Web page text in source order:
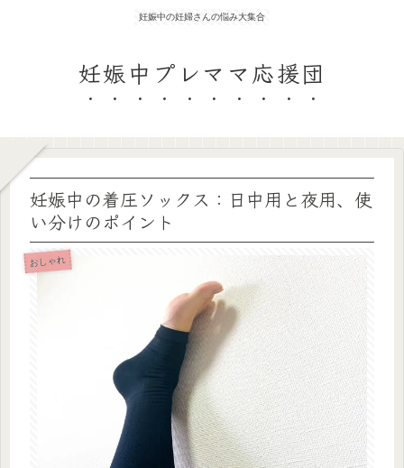
妊娠中の妊婦さんの悩み大集合
妊娠中プレママ応援団
妊娠中の着圧ソックス：日中用と夜用、使
い分けのポイント
おしゃれ